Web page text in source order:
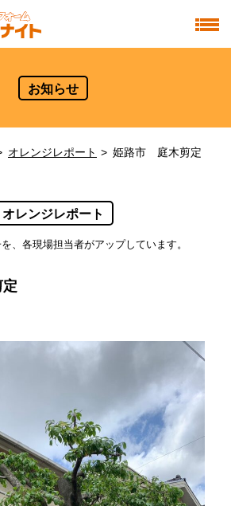
お知らせ
オレンジレポート 姫路市 庭木剪定
オレンジレポート
、各現場担当者がアップしています。